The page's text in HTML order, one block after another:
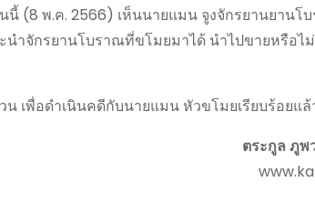
นี้ (8 พ.ค. 2566) เห็นนายแมน จูงจักรยานยานโ
นำจักรยานโบราณที่ขโมยมาได้ นำไปขายหรือไ
เพื่อดำเนินคดีกับนายแมน หัวขโมยเรียบร้อยแล้
ตระกูล ภูพ